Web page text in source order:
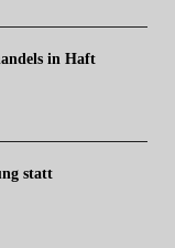
in Haft
statt